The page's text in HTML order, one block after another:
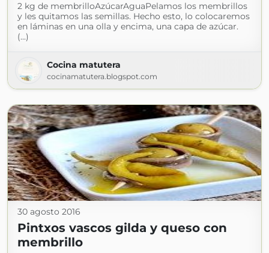
2 kg de membrilloAzúcarAguaPelamos los membrillos
y les quitamos las semillas. Hecho esto, lo colocaremos
en láminas en una olla y encima, una capa de azúcar.
(...)
Cocina matutera
cocinamatutera.blogspot.com
30 agosto 2016
Pintxos vascos gilda y queso con
membrillo